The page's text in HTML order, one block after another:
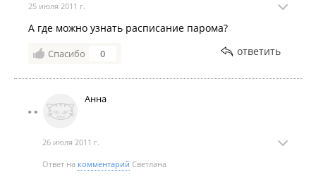
25 июля 2011 г.
А где можно узнать расписание парома?
Спасибо 0 ответить
Анна
26 июля 2011 г.
Ответ на комментарий Светлана